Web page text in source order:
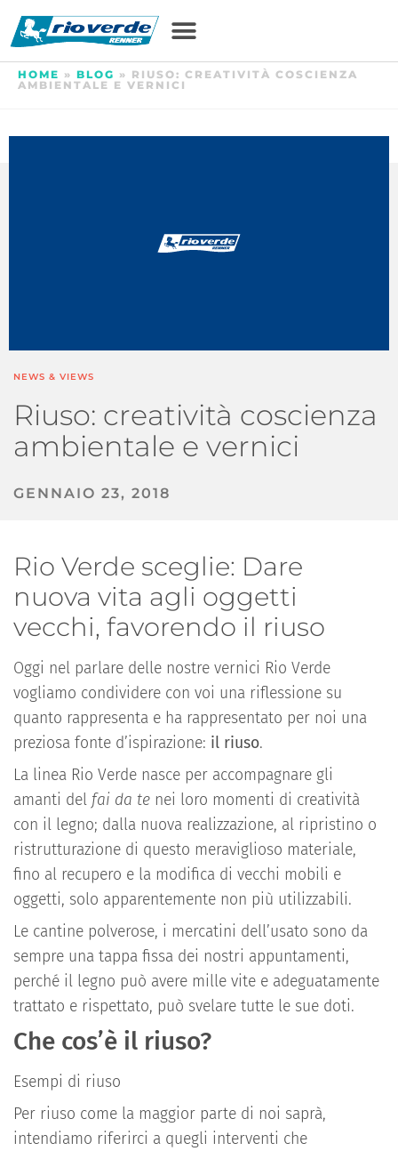
HOME » BLOG » RIUSO: CREATIVITÀ COSCIENZA
AMBIENTALE E VERNICI
NEWS & VIEWS
Riuso: creatività coscienza
ambientale e vernici
GENNAIO 23, 2018
Rio Verde sceglie: Dare
nuova vita agli oggetti
vecchi, favorendo il riuso
Oggi nel parlare delle nostre vernici Rio Verde
vogliamo condividere con voi una riflessione su
quanto rappresenta e ha rappresentato per noi una
preziosa fonte d’ispirazione: il riuso.
La linea Rio Verde nasce per accompagnare gli
amanti del fai da te nei loro momenti di creatività
con il legno; dalla nuova realizzazione, al ripristino o
ristrutturazione di questo meraviglioso materiale,
fino al recupero e la modifica di vecchi mobili e
oggetti, solo apparentemente non più utilizzabili.
Le cantine polverose, i mercatini dell’usato sono da
sempre una tappa fissa dei nostri appuntamenti,
perché il legno può avere mille vite e adeguatamente
trattato e rispettato, può svelare tutte le sue doti.
Che cos’è il riuso?
Esempi di riuso
Per riuso come la maggior parte di noi saprà,
intendiamo riferirci a quegli interventi che